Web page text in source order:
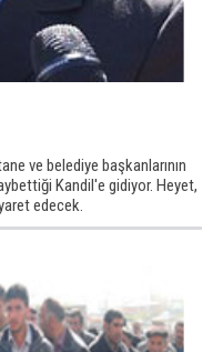
ve belediye başkanlarının
Kandil'e gidiyor. Heyet,
edecek.